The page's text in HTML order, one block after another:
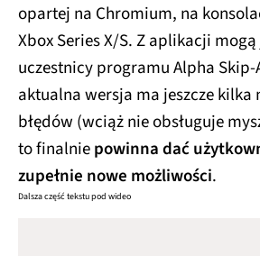
opartej na Chromium, na
Xbox Series X/S. Z aplikacji
uczestnicy programu Alpha Skip-
aktualna wersja ma jeszcze kilka
błędów (wciąż nie obsługuje
to finalniepowinna dać
zupełnie nowe możliwości.
Dalsza część tekstu pod wideo